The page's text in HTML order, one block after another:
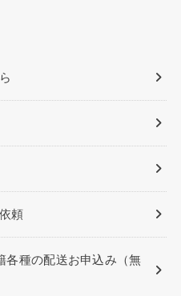
頼
各種の配送お申込み（無